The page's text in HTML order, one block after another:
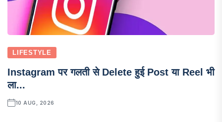
LIFESTYLE
Instagram पर गलती से Delete हुई Post या Reel भी
ला...
10 AUG, 2026